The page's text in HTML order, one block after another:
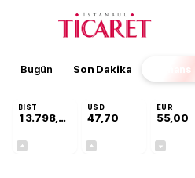
Bugün Son Dakika Finans
BIST
13.798,82
USD
47,70
EUR
55,00